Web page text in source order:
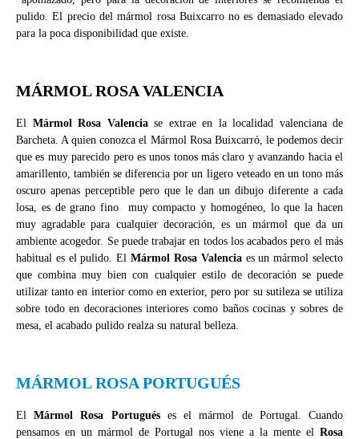
pulido. El precio del mármol rosa Buixcarro no es demasiado elevado
para la poca disponibilidad que existe.
MÁRMOL ROSA VALENCIA
El Mármol Rosa Valenciase extrae en la localidad valenciana de
Barcheta. A quien conozca el Mármol Rosa Buixcarró, le podemos decir
que es muy parecido pero es unos tonos más claro y avanzando hacia el
amarillento, también se diferencia por un ligero veteado en un tono más
oscuro apenas perceptible pero que le dan un dibujo diferente a cada
losa, es de grano fino muy compacto y homogéneo, lo que la hacen
muy agradable para cualquier decoración, es un mármol que da un
ambiente acogedor. Se puede trabajar en todos los acabados pero el más
habitual es el pulido. ElMármol Rosa Valenciaes un mármol selecto
que combina muy bien con cualquier estilo de decoración se puede
utilizar tanto en interior como en exterior, pero por su sutileza se utiliza
sobre todo en decoraciones interiores como baños cocinas y sobres de
mesa, el acabado pulido realza su natural belleza.
MÁRMOL ROSA PORTUGUÉS
ElMármol Rosa Portuguéses el mármol de Portugal. Cuando
pensamos en un mármol de Portugal nos viene a la mente el Rosa